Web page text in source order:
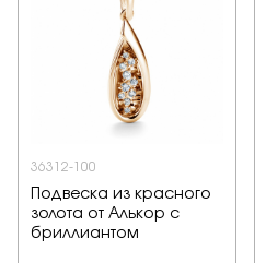
36312-100
Подвеска из красного
золота от Алькор с
бриллиантом